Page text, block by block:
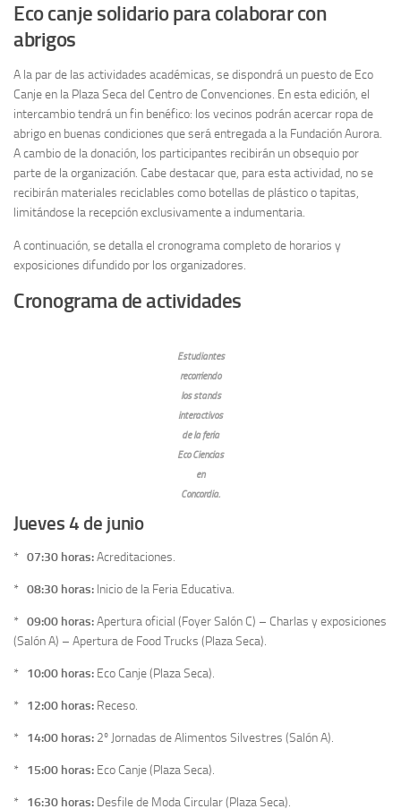
Eco canje solidario para colaborar con
abrigos
A la par de las actividades académicas, se dispondrá un puesto de Eco
Canje en la Plaza Seca del Centro de Convenciones. En esta edición, el
intercambio tendrá un fin benéfico: los vecinos podrán acercar ropa de
abrigo en buenas condiciones que será entregada a la Fundación Aurora.
A cambio de la donación, los participantes recibirán un obsequio por
parte de la organización. Cabe destacar que, para esta actividad, no se
recibirán materiales reciclables como botellas de plástico o tapitas,
limitándose la recepción exclusivamente a indumentaria.
A continuación, se detalla el cronograma completo de horarios y
exposiciones difundido por los organizadores.
Cronograma de actividades
Estudiantes
recorriendo
los stands
interactivos
de la feria
Eco Ciencias
en
Concordia.
Jueves 4 de junio
* 07:30 horas:Acreditaciones.
* 08:30 horas: Inicio de la Feria Educativa.
* 09:00 horas:Apertura oficial (Foyer Salón C) – Charlas y exposiciones
(Salón A) – Apertura de Food Trucks (Plaza Seca).
* 10:00 horas: Eco Canje (Plaza Seca).
* 12:00 horas: Receso.
* 14:00 horas: 2º Jornadas de Alimentos Silvestres (Salón A).
* 15:00 horas: Eco Canje (Plaza Seca).
* 16:30 horas: Desfile de Moda Circular (Plaza Seca).